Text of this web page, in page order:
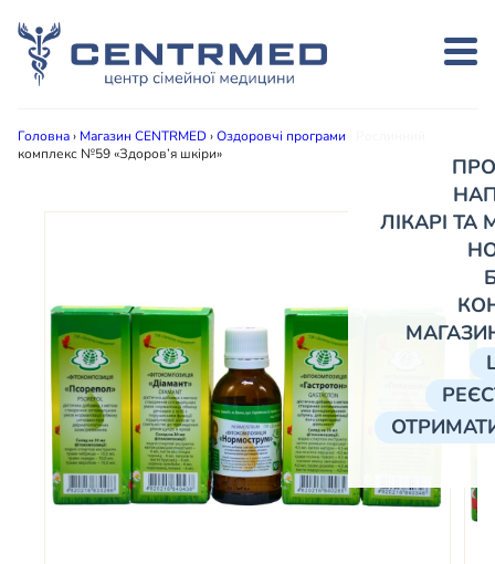
ЛІКАРІ
Головна› Магазин CENTRMED›Оздоровчі програми
комплекс №59 «Здоров’я шкіри»